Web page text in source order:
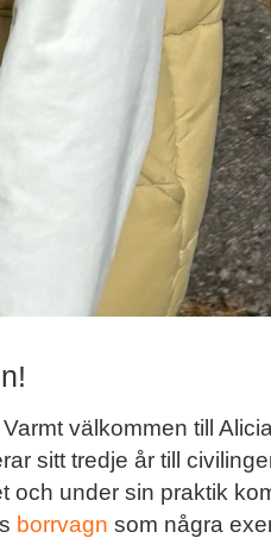
välkommen till
sitt tredje år till
och under sin praktik
borrvagn som några